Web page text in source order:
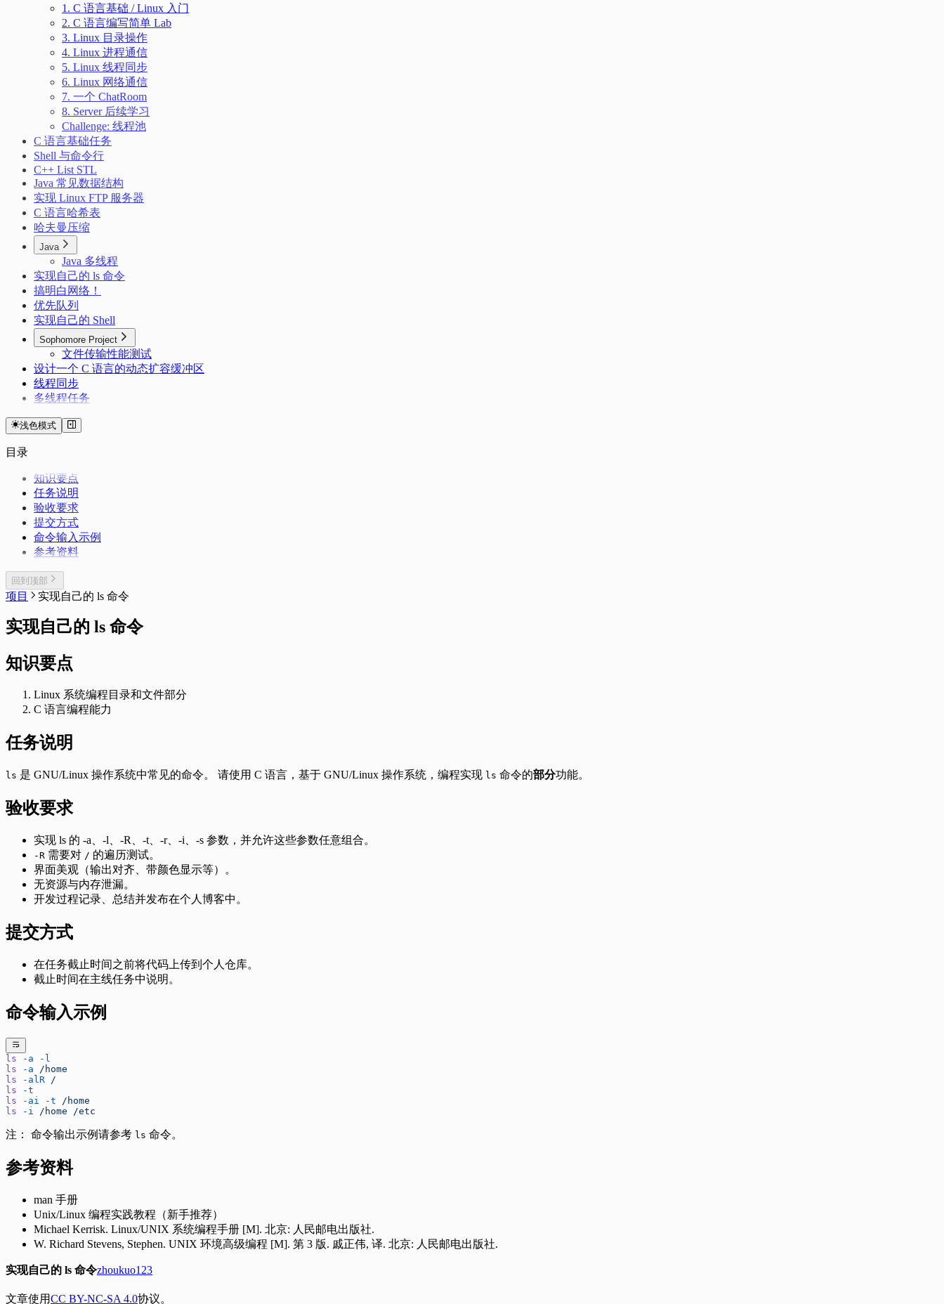
1. C 语言基础 / Linux 入门
2. C 语言编写简单 Lab
3. Linux 目录操作
4. Linux 进程通信
5. Linux 线程同步
6. Linux 网络通信
7. 一个 ChatRoom
8. Server 后续学习
Challenge: 线程池
C 语言基础任务
Shell 与命令行
C++ List STL
Java 常见数据结构
实现 Linux FTP 服务器
C 语言哈希表
哈夫曼压缩
Java
Java 多线程
实现自己的 ls 命令
搞明白网络！
优先队列
实现自己的 Shell
Sophomore Project
文件传输性能测试
设计一个 C 语言的动态扩容缓冲区
线程同步
多线程任务
浅色模式
目录
知识要点
任务说明
验收要求
提交方式
命令输入示例
参考资料
回到顶部
项目 实现自己的 ls 命令
实现自己的 ls 命令
知识要点
Linux 系统编程目录和文件部分
C 语言编程能力
任务说明
ls 是 GNU/Linux 操作系统中常见的命令。 请使用 C 语言，基于 GNU/Linux 操作系统，编程实现 ls 命令的部分功能。
验收要求
实现 ls 的 -a、-l、-R、-t、-r、-i、-s 参数，并允许这些参数任意组合。
-R 需要对 / 的遍历测试。
界面美观（输出对齐、带颜色显示等）。
无资源与内存泄漏。
开发过程记录、总结并发布在个人博客中。
提交方式
在任务截止时间之前将代码上传到个人仓库。
截止时间在主线任务中说明。
命令输入示例
ls -a -l
ls -a /home
ls -alR /
ls -t
ls -ai -t /home
ls -i /home /etc
注： 命令输出示例请参考 ls 命令。
参考资料
man 手册
Unix/Linux 编程实践教程（新手推荐）
Michael Kerrisk. Linux/UNIX 系统编程手册 [M]. 北京: 人民邮电出版社.
W. Richard Stevens, Stephen. UNIX 环境高级编程 [M]. 第 3 版. 戚正伟, 译. 北京: 人民邮电出版社.
实现自己的 ls 命令zhoukuo123
文章使用CC BY-NC-SA 4.0协议。